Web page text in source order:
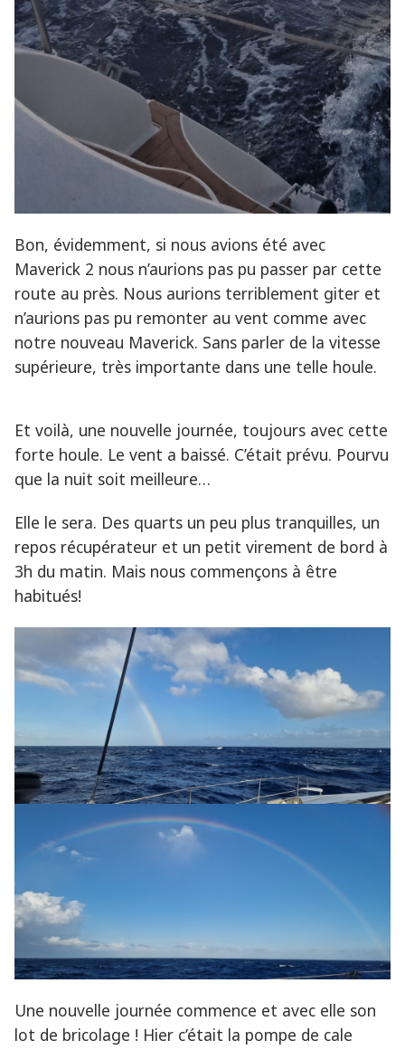
Bon, évidemment, si nous avions été avec
Maverick 2 nous n’aurions pas pu passer par cette
route au près. Nous aurions terriblement giter et
n’aurions pas pu remonter au vent comme avec
notre nouveau Maverick. Sans parler de la vitesse
supérieure, très importante dans une telle houle.
Et voilà, une nouvelle journée, toujours avec cette
forte houle. Le vent a baissé. C’était prévu. Pourvu
que la nuit soit meilleure…
Elle le sera. Des quarts un peu plus tranquilles, un
repos récupérateur et un petit virement de bord à
3h du matin. Mais nous commençons à être
habitués!
Une nouvelle journée commence et avec elle son
lot de bricolage ! Hier c’était la pompe de cale